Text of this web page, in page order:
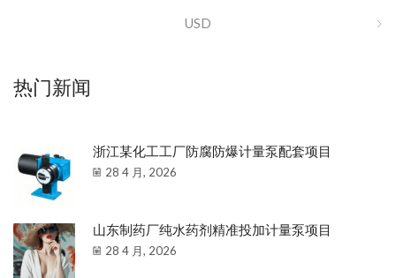
USD
热门新闻
浙江某化工工厂防腐防爆计量泵配套项目
28 4 月, 2026
山东制药厂纯水药剂精准投加计量泵项目
28 4 月, 2026